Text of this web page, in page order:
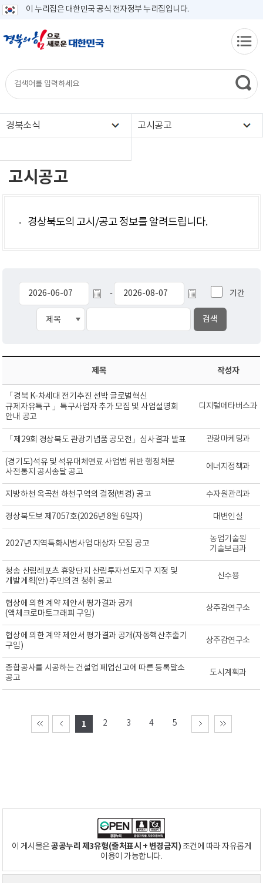
이 누리집은 대한민국 공식 전자정부 누리집입니다.
경북소식 고시공고
고시공고
경상북도의 고시/공고 정보를 알려드립니다.
- 기간
제목 작성자
「경북 K-차세대 전기추진 선박 글로벌혁신
규제자유특구 」특구사업자 추가 모집 및 사업설명회
안내 공고
디지털메타버스과
「제29회 경상북도 관광기념품 공모전」심사결과 발표 관광마케팅과
(경기도)석유 및 석유대체연료 사업법 위반 행정처분
사전통지 공시송달 공고
에너지정책과
지방하천 옥곡천 하천구역의 결정(변경) 공고 수자원관리과
경상북도보 제7057호(2026년 8월 6일자) 대변인실
2027년 지역특화시범사업 대상자 모집 공고
농업기술원
기술보급과
청송 산림레포츠 휴양단지 산림투자선도지구 지정 및
개발계획(안) 주민의견 청취 공고
신수용
협상에 의한 계약 제안서 평가결과 공개
(액체크로마토그래피 구입)
상주감연구소
협상에 의한 계약 제안서 평가결과 공개(자동핵산추출기
구입)
상주감연구소
종합공사를 시공하는 건설업 폐업신고에 따른 등록말소
공고
도시계획과
1 2 3 4 5
이 게시물은공공누리 제3유형(출처표시 + 변경금지)조건에 따라 자유롭게
이용이 가능합니다.